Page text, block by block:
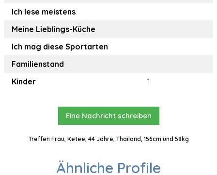
Ich lese meistens
Meine Lieblings-Küche
Ich mag diese Sportarten
Familienstand
Kinder
1
Eine Nachricht schreiben
Treffen Frau, Ketee, 44 Jahre, Thailand, 156cm und 58kg
Ähnliche Profile